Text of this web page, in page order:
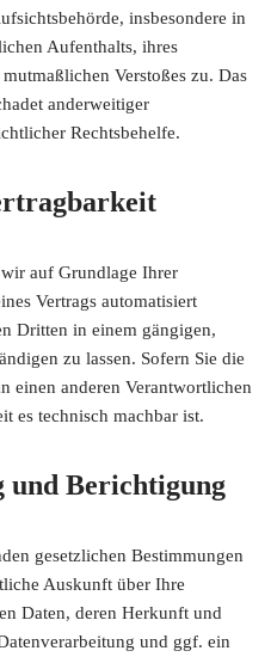
insbesondere in
Aufenthalts, ihres
Verstoßes zu. Das
anderweitiger
Rechtsbehelfe.
auf Grundlage Ihrer
Vertrags automatisiert
Dritten in einem gängigen,
zu lassen. Sofern Sie die
einen anderen Verantwortlichen
es technisch machbar ist.
und Berichtigung
gesetzlichen Bestimmungen
Auskunft über Ihre
Daten, deren Herkunft und
und ggf. ein